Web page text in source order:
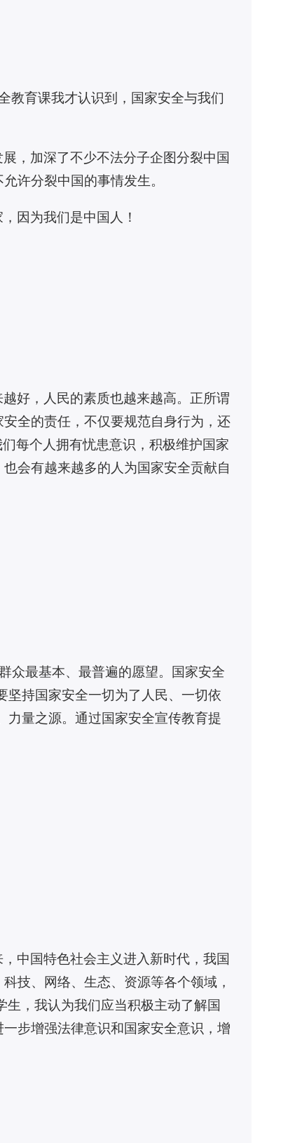
教育课我才认识到，国家安全与我们
，加深了不少不法分子企图分裂中国
许分裂中国的事情发生。
因为我们是中国人！
好，人民的素质也越来越高。正所谓
全的责任，不仅要规范自身行为，还
每个人拥有忧患意识，积极维护国家
会有越来越多的人为国家安全贡献自
众最基本、最普遍的愿望。国家安全
坚持国家安全一切为了人民、一切依
力量之源。通过国家安全宣传教育提
中国特色社会主义进入新时代，我国
技、网络、生态、资源等各个领域，
生，我认为我们应当积极主动了解国
步增强法律意识和国家安全意识，增